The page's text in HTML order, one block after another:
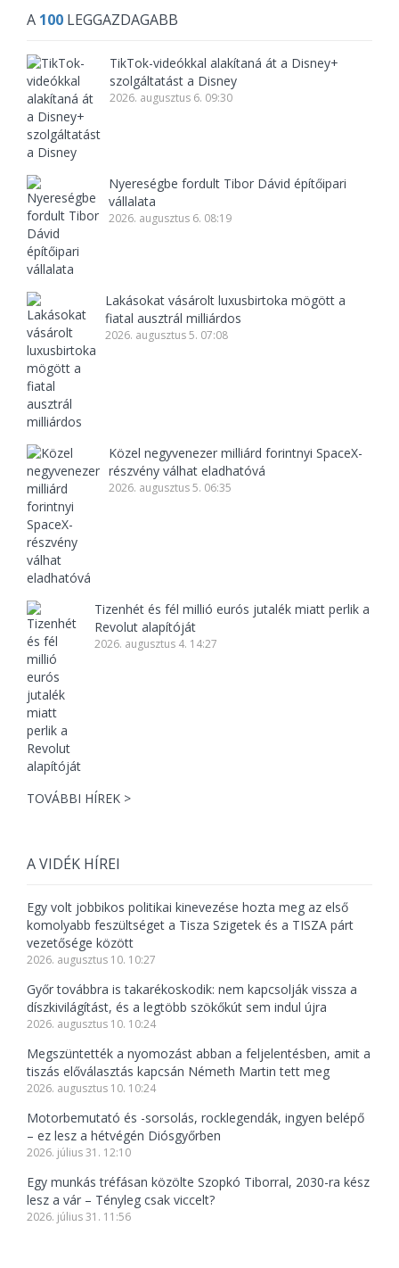
A 100 LEGGAZDAGABB
TikTok-videókkal alakítaná át a Disney+
szolgáltatást a Disney
2026. augusztus 6. 09:30
Nyereségbe fordult Tibor Dávid építőipari
vállalata
2026. augusztus 6. 08:19
Lakásokat vásárolt luxusbirtoka mögött a
fiatal ausztrál milliárdos
2026. augusztus 5. 07:08
Közel negyvenezer milliárd forintnyi SpaceX-
részvény válhat eladhatóvá
2026. augusztus 5. 06:35
Tizenhét és fél millió eurós jutalék miatt perlik a
Revolut alapítóját
2026. augusztus 4. 14:27
TOVÁBBI HÍREK >
A VIDÉK HÍREI
Egy volt jobbikos politikai kinevezése hozta meg az első
komolyabb feszültséget a Tisza Szigetek és a TISZA párt
vezetősége között
2026. augusztus 10. 10:27
Győr továbbra is takarékoskodik: nem kapcsolják vissza a
díszkivilágítást, és a legtöbb szökőkút sem indul újra
2026. augusztus 10. 10:24
Megszüntették a nyomozást abban a feljelentésben, amit a
tiszás előválasztás kapcsán Németh Martin tett meg
2026. augusztus 10. 10:24
Motorbemutató és -sorsolás, rocklegendák, ingyen belépő
– ez lesz a hétvégén Diósgyőrben
2026. július 31. 12:10
Egy munkás tréfásan közölte Szopkó Tiborral, 2030-ra kész
lesz a vár – Tényleg csak viccelt?
2026. július 31. 11:56